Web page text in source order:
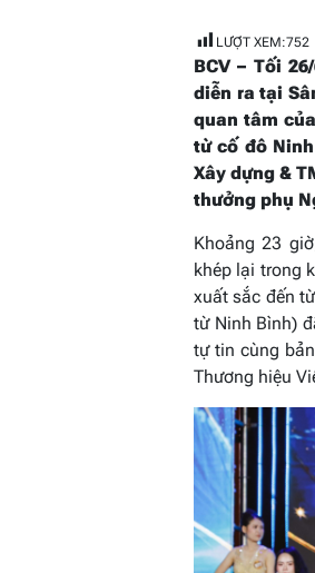
LƯỢT XEM:752
BCV – Tối
diễn ra tại
quan tâm
từ cố đô Ninh
Xây dựng &
thưởng phụ
Khoảng 23
khép lại trong
xuất sắc đến
từ Ninh Bình)
tự tin cùng
Thương hiệu